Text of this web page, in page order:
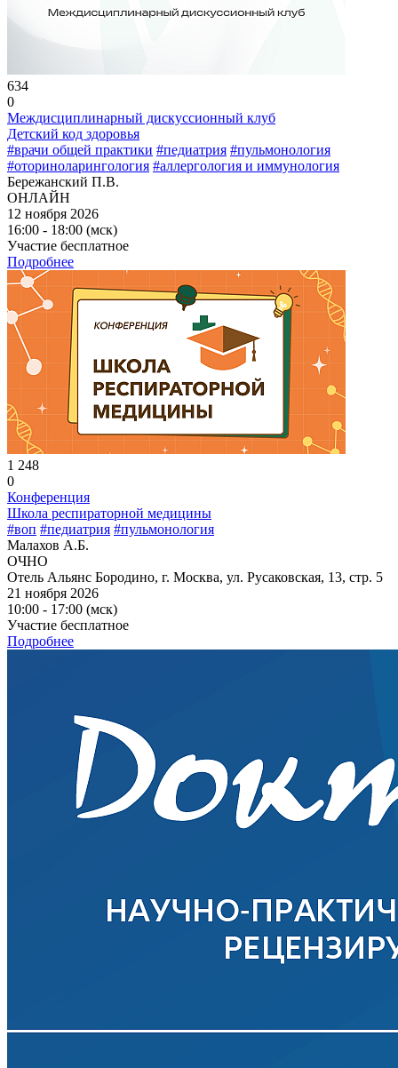
634
0
Междисциплинарный дискуссионный клуб
Детский код здоровья
#врачи общей практики #педиатрия #пульмонология
#оториноларингология #аллергология и иммунология
Бережанский П.В.
ОНЛАЙН
12 ноября 2026
16:00 - 18:00 (мск)
Участие бесплатное
Подробнее
1 248
0
Конференция
Школа респираторной медицины
#воп #педиатрия #пульмонология
Малахов А.Б.
ОЧНО
Отель Альянс Бородино, г. Москва, ул. Русаковская, 13, стр. 5
21 ноября 2026
10:00 - 17:00 (мск)
Участие бесплатное
Подробнее